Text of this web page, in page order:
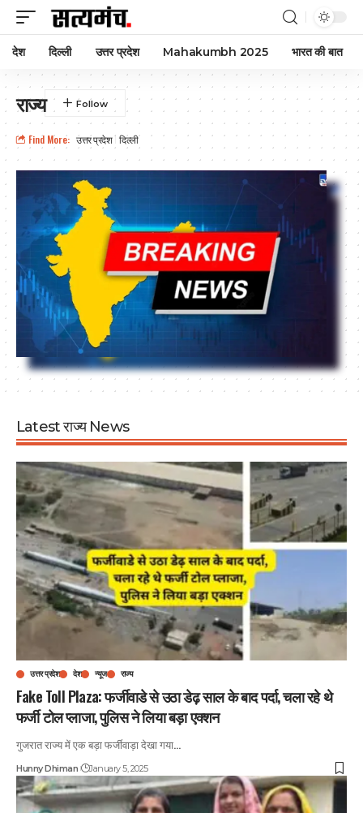
देश दिल्ली उत्तर प्रदेश Mahakumbh 2025 भारत की बात
राज्य
Find More: उत्तर प्रदेश दिल्ली
Latest राज्य News
उत्तर प्रदेश देश न्यूज राज्य
Fake Toll Plaza: फर्जीवाडे से उठा डेढ़ साल के बाद पर्दा, चला रहे थे
फर्जी टोल प्लाजा, पुलिस ने लिया बड़ा एक्शन
गुजरात राज्य में एक बड़ा फर्जीवाड़ा देखा गया…
Hunny Dhiman January 5, 2025